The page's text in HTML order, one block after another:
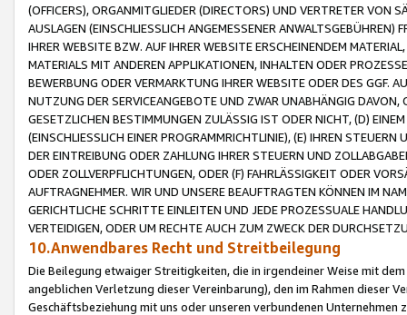
(OFFICERS), ORGANMITGLIEDER (DIRECTORS) UND VERTRETER VON
AUSLAGEN (EINSCHLIESSLICH ANGEMESSENER
IHRER WEBSITE BZW. AUF IHRER WEBSITE ERSCHEINENDEM
MATERIALS MIT ANDEREN APPLIKATIONEN, INHALTEN ODER
BEWERBUNG ODER VERMARKTUNG IHRER WEBSITE ODER DES GGF.
NUTZUNG DER SERVICEANGEBOTE UND ZWAR UNABHÄNGIG
GESETZLICHEN BESTIMMUNGEN ZULÄSSIG IST ODER NICHT, (D)
(EINSCHLIESSLICH EINER PROGRAMMRICHTLINIE), (E) IHREN
DER EINTREIBUNG ODER ZAHLUNG IHRER STEUERN UND
ODER ZOLLVERPFLICHTUNGEN, ODER (F) FAHRLÄSSIGKEIT ODER
AUFTRAGNEHMER. WIR UND UNSERE BEAUFTRAGTEN KÖNNEN IM
GERICHTLICHE SCHRITTE EINLEITEN UND JEDE PROZESSUALE
VERTEIDIGEN, ODER UM RECHTE AUCH ZUM ZWECK DER
10.Anwendbares Recht und Streitbeilegung
Die Beilegung etwaiger Streitigkeiten, die in irgendeiner Weise mit
angeblichen Verletzung dieser Vereinbarung), den im Rahmen dieser
Geschäftsbeziehung mit uns oder unseren verbundenen